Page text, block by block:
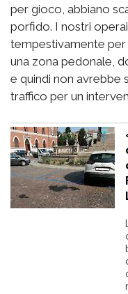
per gioco, abbiano
porfido. I nostri
tempestivamente
una zona pedonale,
e quindi non avrebbe
traffico per un